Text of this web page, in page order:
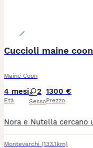
Cuccioli maine coon
Maine Coon
4 mesi
Età
2
Sesso
1300 €
Prezzo
Montevarchi (133.1km)